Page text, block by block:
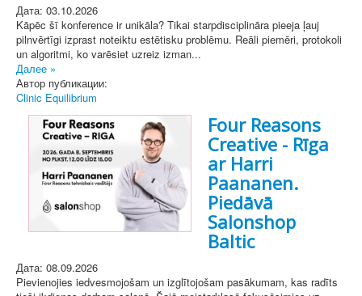
Дата: 03.10.2026
Kāpēc šī konference ir unikāla? Tikai starpdisciplināra pieeja ļauj
pilnvērtīgi izprast noteiktu estētisku problēmu. Reāli piemēri, protokoli
un algoritmi, ko varēsiet uzreiz izman...
Далее »
Автор публикации:
Clinic Equilibrium
Four Reasons
Creative - Rīga
ar Harri
Paananen.
Piedāvā
Salonshop
Baltic
Дата: 08.09.2026
Pievienojies iedvesmojošam un izglītojošam pasākumam, kas radīts